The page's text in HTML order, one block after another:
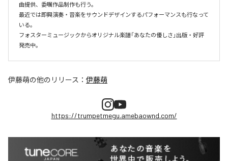
曲提供、委嘱作品制作も行う。
最近では即興演奏・音楽をサウンドデザインするパフォーマンスも行なって
いる。
フォスターミュージックからオリジナル楽譜「あなたの優しさ」出版・好評
伊藤萌の他のリリース： 伊藤萌
https://trumpetmegu.amebaownd.com/